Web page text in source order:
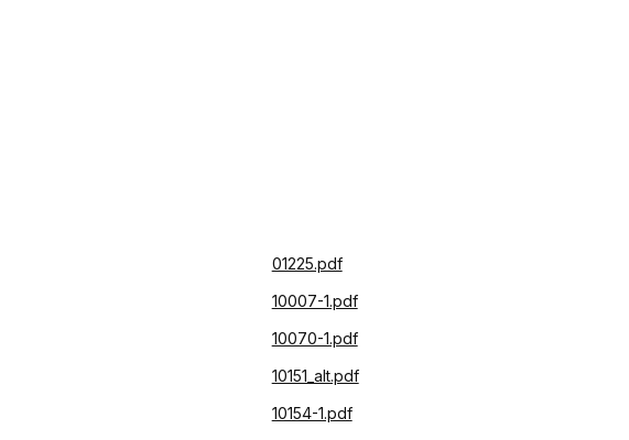
01225.pdf
10007-1.pdf
10070-1.pdf
10151_alt.pdf
10154-1.pdf